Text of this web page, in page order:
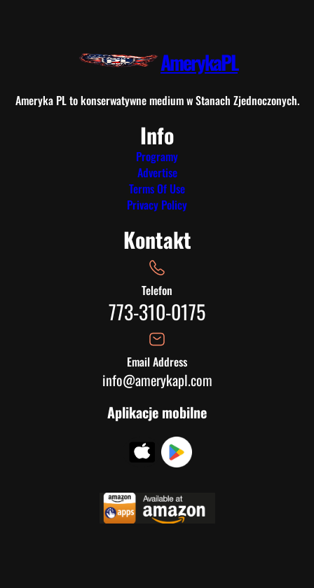
AmerykaPL
Ameryka PL to konserwatywne medium w Stanach Zjednoczonych.
Info
Programy
Advertise
Terms Of Use
Privacy Policy
Kontakt
Telefon
773-310-0175
Email Address
info@amerykapl.com
Aplikacje mobilne